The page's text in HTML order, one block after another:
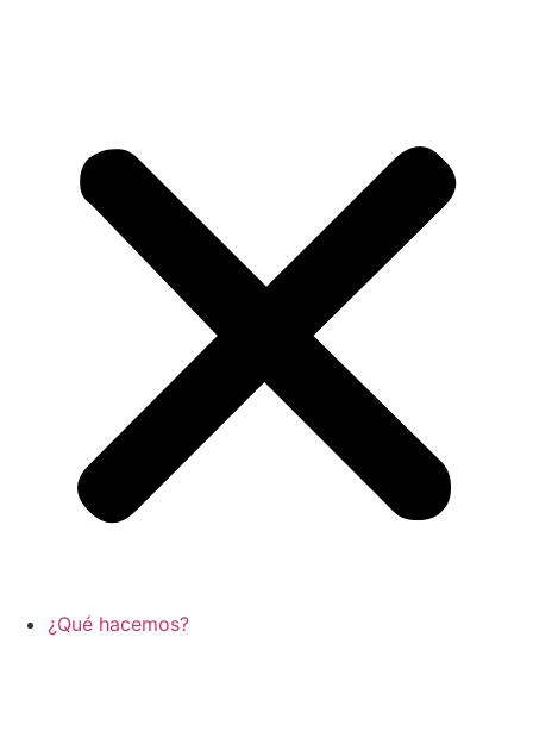
¿Qué hacemos?